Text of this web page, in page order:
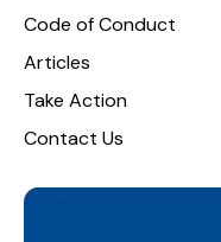
Code of Conduct
Articles
Take Action
Contact Us